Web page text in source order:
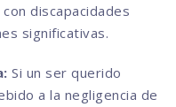
discapacidades
significativas.
Si un ser querido
a la negligencia de